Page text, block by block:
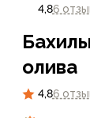
4,86
олива
4,86